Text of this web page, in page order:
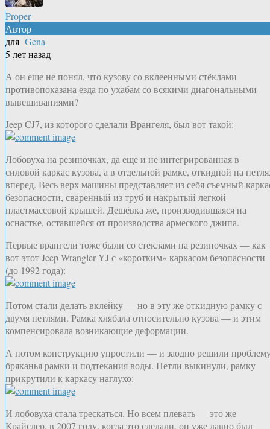
Proper
Автор
для Gena
5 лет назад
А он еще не понял, что кузову со вклеенными стёклами
противопоказана езда по ухабам со всякими диагональными
вывешиваниями?
Jeep CJ7, из которого сделали Врангеля, был вот такой:
Лобовуха на резиночках, да еще и не интегрированная в
силовой каркас кузова, а в отдельной рамке, откидной на
вперед. Весь верх машины представляет из себя съемный
безопасности, сваренный из труб и накрытый легкой
пластмассовой крышей. Дешёвка же, производившаяся на
оснастке, оставшейся от производства армеского джипа.
Первые врангели тоже были со стеклами на резиночках — как
вот этот Jeep Wrangler YJ с «коротким» каркасом безопасности
(до 1992 года):
Потом стали делать вклейку — но в эту же откидную рамку с
двумя петлями. Рамка хлябала относительно кузова — и этим
компенсировала возникающие деформации.
А потом конструкцию упростили — и заодно решили
бряканья рамки и подтекания воды. Петли выкинули, рамку
прикрутили к каркасу наглухо:
И лобовуха стала трескаться. Но всем плевать — это же
Крайслер, в 2007 году, когда это сделали, он уже давно был